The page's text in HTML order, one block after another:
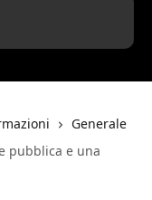
Generale
pubblica e una